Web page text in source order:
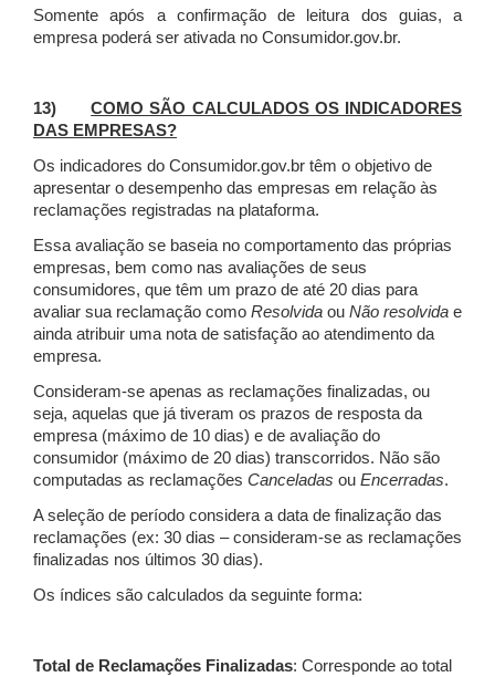
Somente após a confirmação de leitura dos guias, a
empresa poderá ser ativada no Consumidor.gov.br.
13)COMO SÃO CALCULADOS OS INDICADORES
DAS EMPRESAS?
Os indicadores do Consumidor.gov.br têm o objetivo de
apresentar o desempenho das empresas em relação às
reclamações registradas na plataforma.
Essa avaliação se baseia no comportamento das próprias
empresas, bem como nas avaliações de seus
consumidores, que têm um prazo de até 20 dias para
avaliar sua reclamação como Resolvida ou Não resolvida e
ainda atribuir uma nota de satisfação ao atendimento da
empresa.
Consideram-se apenas as reclamações finalizadas, ou
seja, aquelas que já tiveram os prazos de resposta da
empresa (máximo de 10 dias) e de avaliação do
consumidor (máximo de 20 dias) transcorridos. Não são
computadas as reclamações Canceladas ou Encerradas.
A seleção de período considera a data de finalização das
reclamações (ex: 30 dias – consideram-se as reclamações
finalizadas nos últimos 30 dias).
Os índices são calculados da seguinte forma:
Total de Reclamações Finalizadas: Corresponde ao total